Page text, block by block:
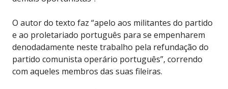
O autor do texto faz “apelo aos militantes do partido
e ao proletariado português para se empenharem
denodadamente neste trabalho pela refundação do
partido comunista operário português”, correndo
com aqueles membros das suas fileiras.